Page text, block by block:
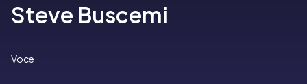
Steve Buscemi
Voce